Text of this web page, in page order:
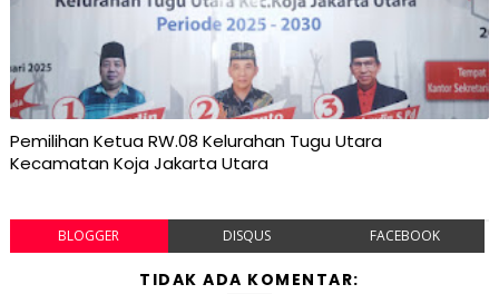
Pemilihan Ketua RW.08 Kelurahan Tugu Utara
Kecamatan Koja Jakarta Utara
BLOGGER DISQUS FACEBOOK
TIDAK ADA KOMENTAR: